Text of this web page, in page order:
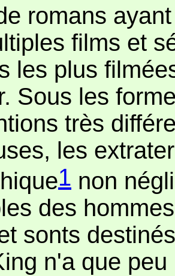
romans
films et
les plus
Sous les
très
les
1 non
des
sonts
n'a que